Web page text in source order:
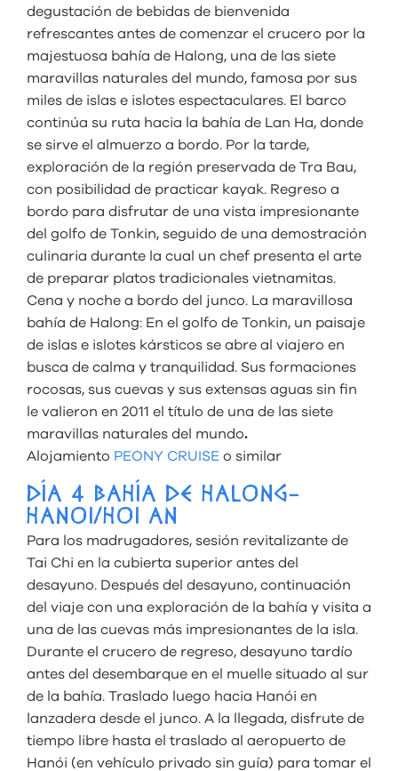
degustación de bebidas de bienvenida
refrescantes antes de comenzar el crucero por la
majestuosa bahía de Halong, una de las siete
maravillas naturales del mundo, famosa por sus
miles de islas e islotes espectaculares. El barco
continúa su ruta hacia la bahía de Lan Ha, donde
se sirve el almuerzo a bordo. Por la tarde,
exploración de la región preservada de Tra Bau,
con posibilidad de practicar kayak. Regreso a
bordo para disfrutar de una vista impresionante
del golfo de Tonkin, seguido de una demostración
culinaria durante la cual un chef presenta el arte
de preparar platos tradicionales vietnamitas.
Cena y noche a bordo del junco. La maravillosa
bahía de Halong: En el golfo de Tonkin, un paisaje
de islas e islotes kársticos se abre al viajero en
busca de calma y tranquilidad. Sus formaciones
rocosas, sus cuevas y sus extensas aguas sin fin
le valieron en 2011 el título de una de las siete
maravillas naturales del mundo.
Alojamiento PEONY CRUISE o similar
DÍA 4 BAHÍA DE HALONG-
HANOI/HOI AN
Para los madrugadores, sesión revitalizante de
Tai Chi en la cubierta superior antes del
desayuno. Después del desayuno, continuación
del viaje con una exploración de la bahía y visita a
una de las cuevas más impresionantes de la isla.
Durante el crucero de regreso, desayuno tardío
antes del desembarque en el muelle situado al sur
de la bahía. Traslado luego hacia Hanói en
lanzadera desde el junco. A la llegada, disfrute de
tiempo libre hasta el traslado al aeropuerto de
Hanói (en vehículo privado sin guía) para tomar el